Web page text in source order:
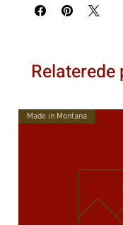
Made in Montana